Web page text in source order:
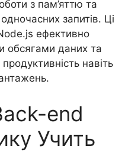
з пам’яттю та
запитів. Ці
ефективно
обсягами даних та
навіть
end
Учить